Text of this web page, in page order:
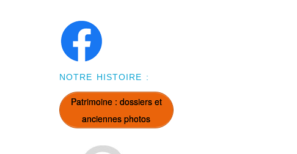
NOTRE HISTOIRE :
Patrimoine : dossiers et
anciennes photos